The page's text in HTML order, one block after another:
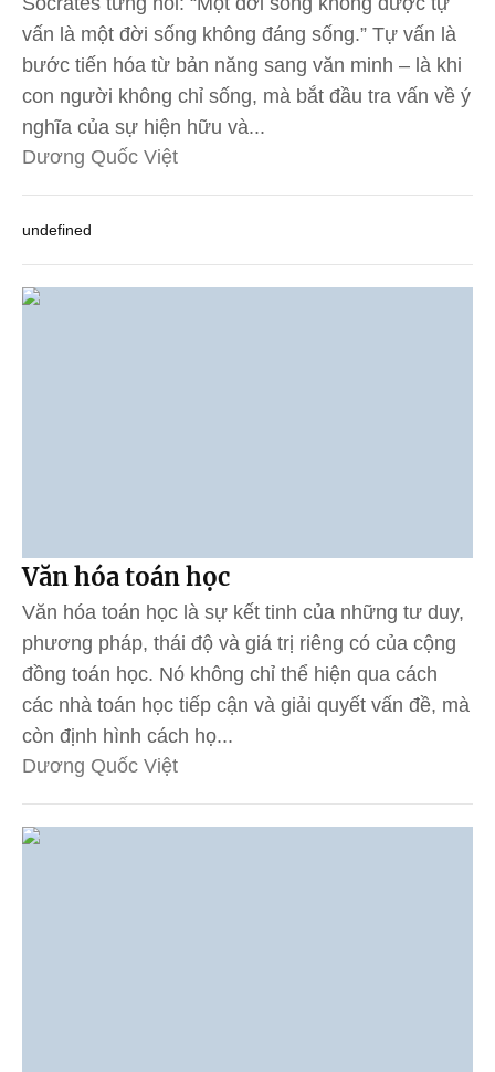
vấn là một đời sống không đáng sống.” Tự vấn là
bước tiến hóa từ bản năng sang văn minh – là khi
con người không chỉ sống, mà bắt đầu tra vấn về ý
nghĩa của sự hiện hữu và...
Dương Quốc Việt
undefined
Văn hóa toán học
Văn hóa toán học là sự kết tinh của những tư duy,
phương pháp, thái độ và giá trị riêng có của cộng
đồng toán học. Nó không chỉ thể hiện qua cách
các nhà toán học tiếp cận và giải quyết vấn đề, mà
còn định hình cách họ...
Dương Quốc Việt